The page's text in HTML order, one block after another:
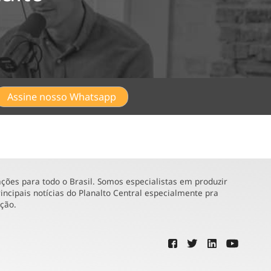
Assine nosso Whatsapp
para todo o Brasil. Somos especialistas em produzir
notícias do Planalto Central especialmente pra